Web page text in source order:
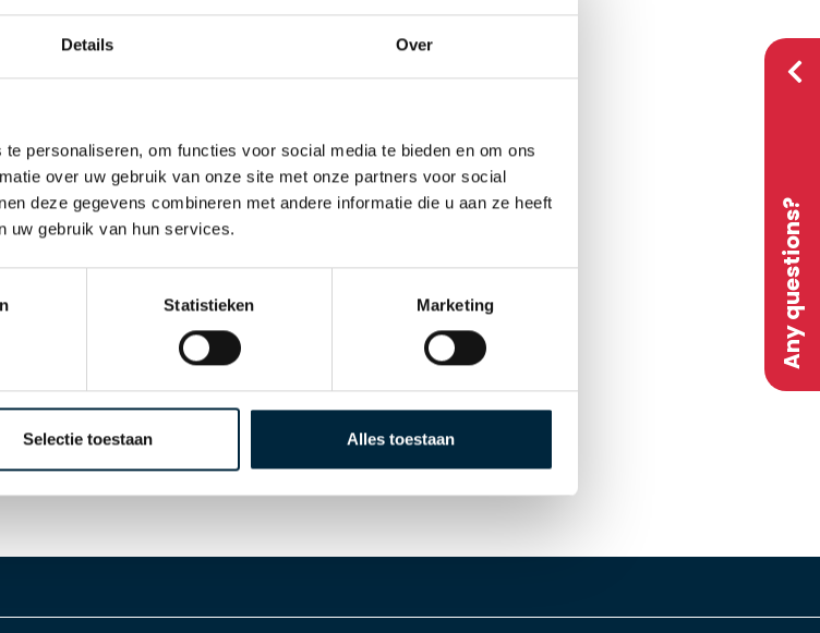
Details Over
personaliseren, om functies voor social media te bieden en om ons
over uw gebruik van onze site met onze partners voor social
deze gegevens combineren met andere informatie die u aan ze heeft
uw gebruik van hun services.
Statistieken Marketing
Selectie toestaan Alles toestaan
Any questions?
password
Password will be sent to the
used during registration.
username?
Laro Tape.
Send Password